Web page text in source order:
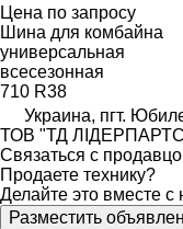
Цена по запросу
Шина для комбайна
универсальная
всесезонная
710 R38
Украина, пгт.
ТОВ "ТД
Связаться с
Продаете технику?
Делайте это вместе с
Разместить